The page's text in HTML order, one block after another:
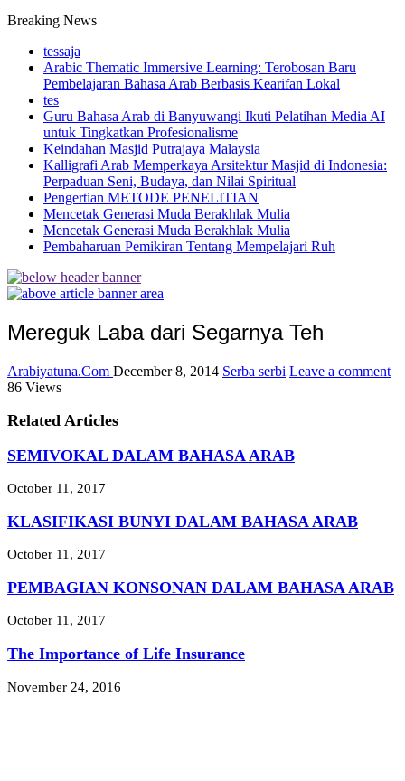
Breaking News
tessaja
Arabic Thematic Immersive Learning: Terobosan Baru
Pembelajaran Bahasa Arab Berbasis Kearifan Lokal
tes
Guru Bahasa Arab di Banyuwangi Ikuti Pelatihan Media AI
untuk Tingkatkan Profesionalisme
Keindahan Masjid Putrajaya Malaysia
Kalligrafi Arab Memperkaya Arsitektur Masjid di Indonesia:
Perpaduan Seni, Budaya, dan Nilai Spiritual
Pengertian METODE PENELITIAN
Mencetak Generasi Muda Berakhlak Mulia
Mencetak Generasi Muda Berakhlak Mulia
Pembaharuan Pemikiran Tentang Mempelajari Ruh
Mereguk Laba dari Segarnya Teh
Arabiyatuna.Com December 8, 2014 Serba serbi Leave a comment
86 Views
Related Articles
SEMIVOKAL DALAM BAHASA ARAB
October 11, 2017
KLASIFIKASI BUNYI DALAM BAHASA ARAB
October 11, 2017
PEMBAGIAN KONSONAN DALAM BAHASA ARAB
October 11, 2017
The Importance of Life Insurance
November 24, 2016